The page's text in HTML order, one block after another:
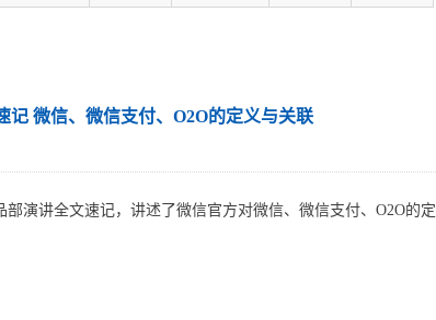
记 微信、微信支付、O2O的定义与关联
演讲全文速记，讲述了微信官方对微信、微信支付、O2O的定